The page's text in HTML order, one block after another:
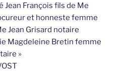
François fils de Me
et honneste femme
Jean Grisard notaire
Magdeleine Bretin femme
»